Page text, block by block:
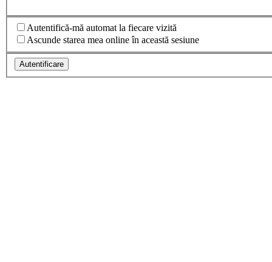
Autentifică-mă automat la fiecare vizită
Ascunde starea mea online în această sesiune